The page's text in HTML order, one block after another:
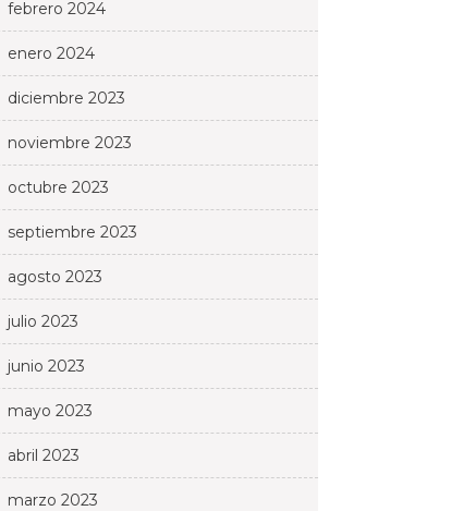
febrero 2024
enero 2024
diciembre 2023
noviembre 2023
octubre 2023
septiembre 2023
agosto 2023
julio 2023
junio 2023
mayo 2023
abril 2023
marzo 2023